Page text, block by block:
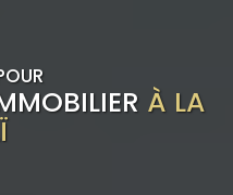
À LA